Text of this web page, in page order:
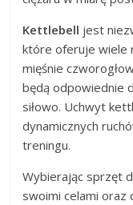
Kettlebell jest
które oferuje wiele
mięśnie
będą odpowiednie
siłowo. Uchwyt
dynamicznych
treningu.
Wybierając sprzęt
swoimi celami oraz